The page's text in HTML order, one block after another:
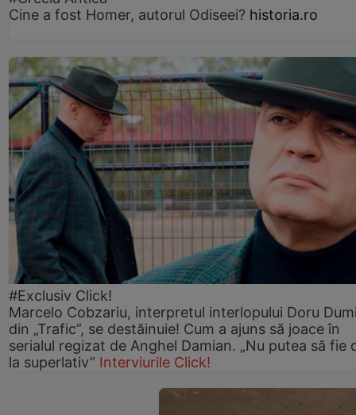
Cine a fost Homer, autorul Odiseei? historia.ro
#Exclusiv Click!
Marcelo Cobzariu, interpretul interlopului Doru
din „Trafic”, se destăinuie! Cum a ajuns să joace în
serialul regizat de Anghel Damian. „Nu putea să fie
la superlativ” Interviurile Click!